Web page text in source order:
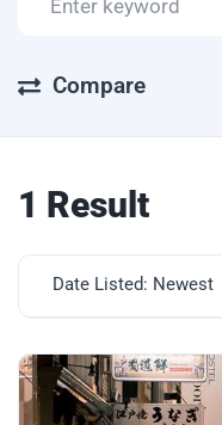
Compare
1 Result
Date Listed: Newest